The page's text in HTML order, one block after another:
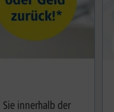
innerhalb der